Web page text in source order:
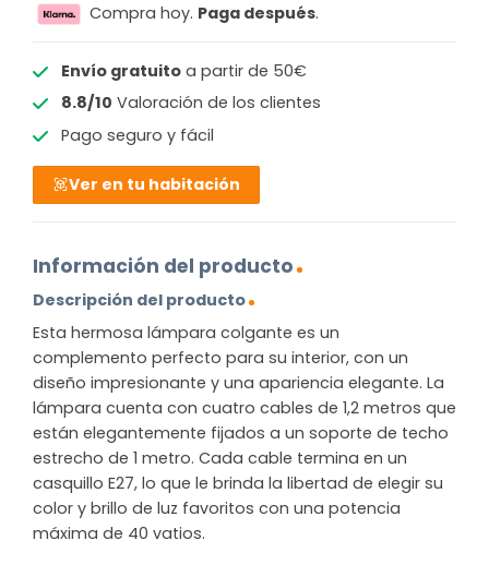
Compra hoy. Paga después.
Envío gratuitoa partir de 50€
8.8/10 Valoración de los clientes
Pago seguro y fácil
Ver en tu habitación
Información del producto
Descripción del producto
Esta hermosa lámpara colgante es un
complemento perfecto para su interior, con un
diseño impresionante y una apariencia elegante. La
lámpara cuenta con cuatro cables de 1,2 metros que
están elegantemente fijados a un soporte de techo
estrecho de 1 metro. Cada cable termina en un
casquillo E27, lo que le brinda la libertad de elegir su
color y brillo de luz favoritos con una potencia
máxima de 40 vatios.